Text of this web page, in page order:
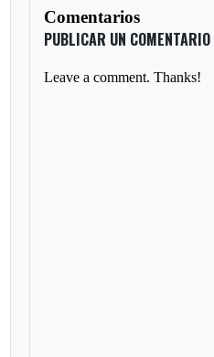
Comentarios
PUBLICAR UN COMENTARIO
Leave a comment. Thanks!